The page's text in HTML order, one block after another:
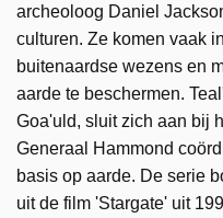
archeoloog Daniel
culturen. Ze komen vaak
buitenaardse wezens en
aarde te beschermen.
Goa'uld, sluit zich aan bij
Generaal Hammond
basis op aarde. De serie
uit de film 'Stargate' uit